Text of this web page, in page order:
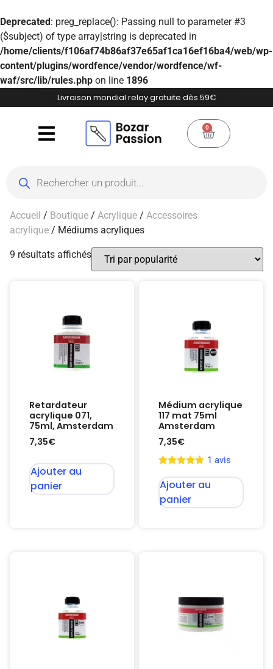
Deprecated: preg_replace(): Passing null to parameter #3
($subject) of type array|string is deprecated in
/home/clients/f106af74b86af37e65af1ca16ef16ba4/web/wp-
content/plugins/wordfence/vendor/wordfence/wf-
waf/src/lib/rules.php on line 1896
Livraison mondial relay gratuite dès 59€
0
Accueil / Boutique / Acrylique / Accessoires
acrylique / Médiums acryliques
9 résultats affichés
Retardateur
acrylique 071,
75ml, Amsterdam
7,35€
Ajouter au
panier
Médium acrylique
117 mat 75ml
Amsterdam
7,35€
1 avis
Ajouter au
panier